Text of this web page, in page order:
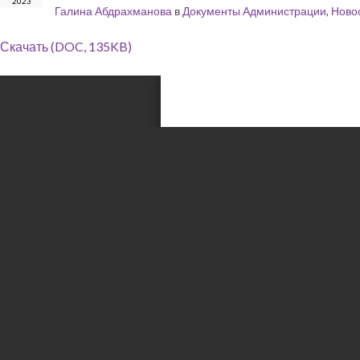
Галина Абдрахманова в Документы Администрации,
Скачать (DOC, 135KB)